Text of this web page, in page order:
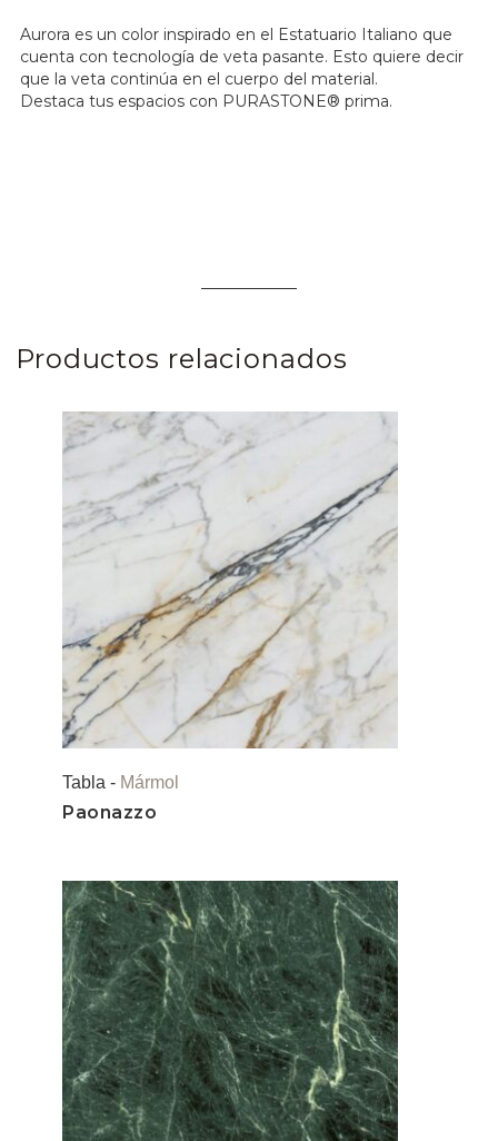
Aurora es un color inspirado en el Estatuario Italiano que
cuenta con tecnología de veta pasante. Esto quiere decir
que la veta continúa en el cuerpo del material.
Destaca tus espacios con PURASTONE® prima.
Productos relacionados
Tabla - Mármol
Paonazzo